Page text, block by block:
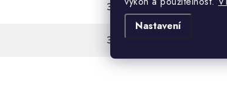
Nastavení
39 g
3,7 g